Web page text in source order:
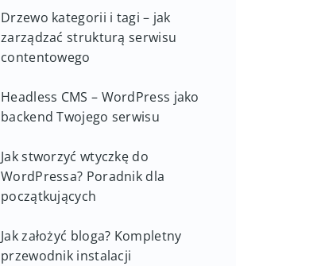
Drzewo kategorii i tagi – jak
zarządzać strukturą serwisu
contentowego
Headless CMS – WordPress jako
backend Twojego serwisu
Jak stworzyć wtyczkę do
WordPressa? Poradnik dla
początkujących
Jak założyć bloga? Kompletny
przewodnik instalacji